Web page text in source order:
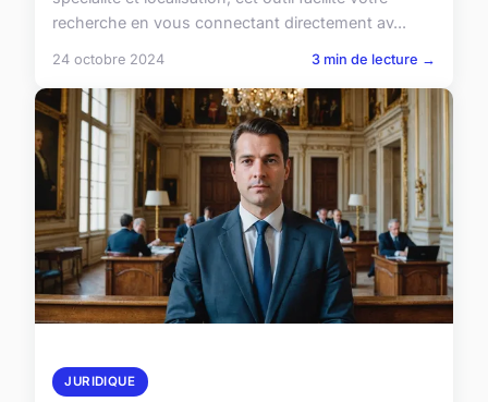
recherche en vous connectant directement av...
24 octobre 2024 3 min de lecture →
JURIDIQUE